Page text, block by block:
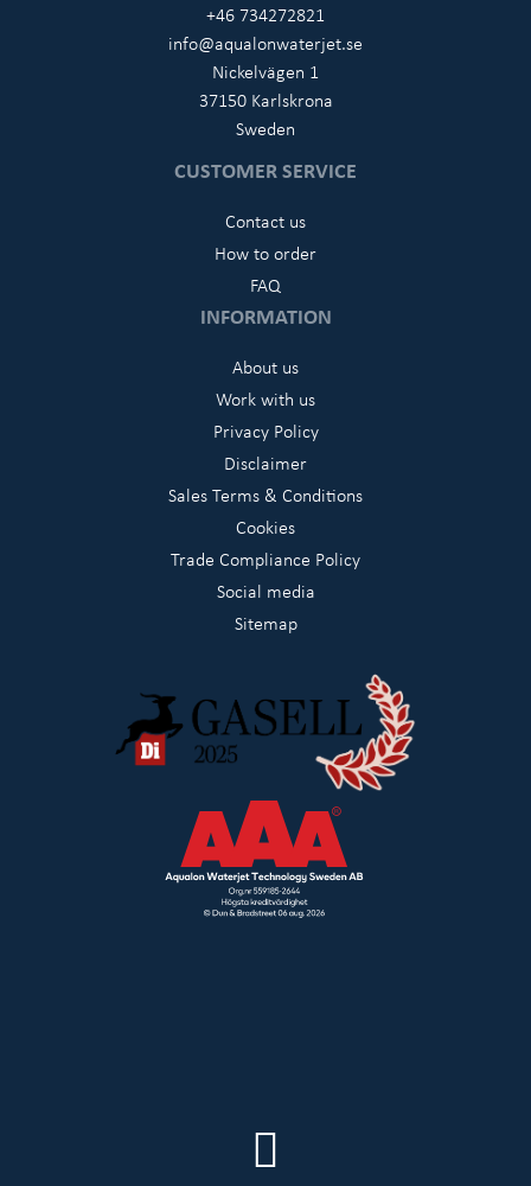
+46 734272821
info@aqualonwaterjet.se
Nickelvägen 1
37150 Karlskrona
Sweden
CUSTOMER SERVICE
Contact us
How to order
FAQ
INFORMATION
About us
Work with us
Privacy Policy
Disclaimer
Sales Terms & Conditions
Cookies
Trade Compliance Policy
Social media
Sitemap